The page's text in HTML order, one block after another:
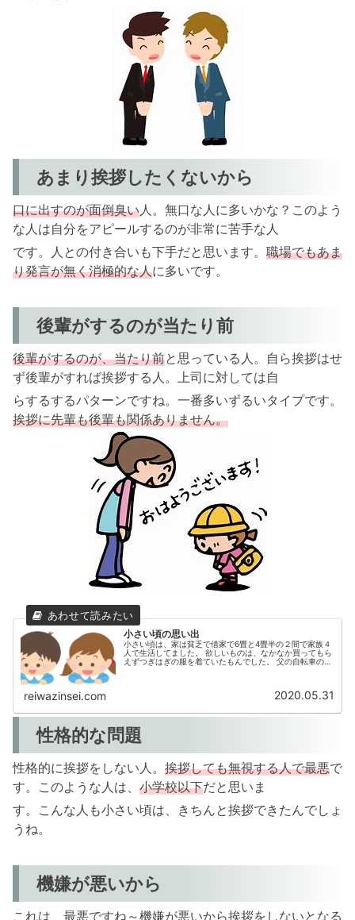
あまり挨拶したくないから
口に出すのが面倒臭い人。無口な人に多いかな？このよう
な人は自分をアピールするのが非常に苦手な人
です。人との付き合いも下手だと思います。 職場でもあま
り発言が無く消極的な人に多いです。
後輩がするのが当たり前
後輩がするのが、当たり前と思っている人。自ら挨拶はせ
ず後輩がすれば挨拶する人。上司に対しては自
らするするパターンですね。一番多いずるいタイプです。
挨拶に先輩も後輩も関係ありません。
小さい頃の思い出
小さい頃は、家は貧乏で借家で6畳と4畳半の２間で家族４
人で生活してました。 欲しいものは、なかなか買ってもら
えずつぎはぎの服を着ていたもんでした。 父の自転車の後
reiwazinsei.com 2020.05.31
性格的な問題
性格的に挨拶をしない人。 挨拶しても無視する人で最悪で
す。このような人は、 小学校以下だと思いま
す。こんな人も小さい頃は、きちんと挨拶できたんでしょ
うね。
機嫌が悪いから
これは、最悪ですね～機嫌が悪いから挨拶をしないとなる